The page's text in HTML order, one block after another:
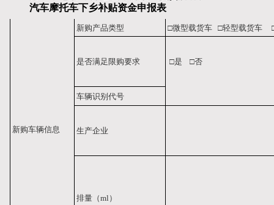
汽车摩托车下乡补贴资金申报表
新购车辆信息
新购产品类型 □微型载货车 □轻型载货车
是否满足限购要求 □是 □否
车辆识别代号
生产企业
排量（ml）